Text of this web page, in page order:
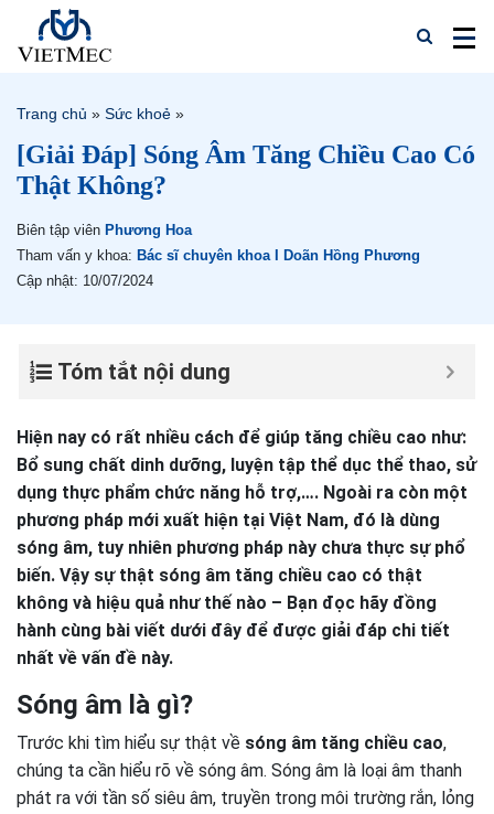
Trang chủ » Sức khoẻ »
[Giải Đáp] Sóng Âm Tăng Chiều Cao Có
Thật Không?
Biên tập viên Phương Hoa
Tham vấn y khoa: Bác sĩ chuyên khoa I Doãn Hồng Phương
Cập nhật: 10/07/2024
Tóm tắt nội dung
Hiện nay có rất nhiều cách để giúp tăng chiều cao như:
Bổ sung chất dinh dưỡng, luyện tập thể dục thể thao, sử
dụng thực phẩm chức năng hỗ trợ,…. Ngoài ra còn một
phương pháp mới xuất hiện tại Việt Nam, đó là dùng
sóng âm, tuy nhiên phương pháp này chưa thực sự phổ
biến. Vậy sự thật sóng âm tăng chiều cao có thật
không và hiệu quả như thế nào – Bạn đọc hãy đồng
hành cùng bài viết dưới đây để được giải đáp chi tiết
nhất về vấn đề này.
Sóng âm là gì?
Trước khi tìm hiểu sự thật về sóng âm tăng chiều cao,
chúng ta cần hiểu rõ về sóng âm. Sóng âm là loại âm thanh
phát ra với tần số siêu âm, truyền trong môi trường rắn, lỏng